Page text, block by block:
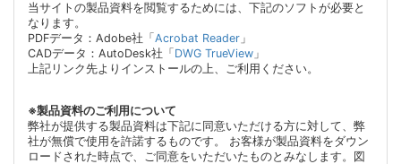
当サイトの製品資料を閲覧するためには、下記のソフトが必要と
なります。
PDFデータ：Adobe社「 Acrobat Reader 」
CADデータ：AutoDesk社「 DWG TrueView 」
上記リンク先よりインストールの上、ご利用ください。
※製品資料のご利用について
弊社が提供する製品資料は下記に同意いただける方に対して、弊
社が無償で使用を許諾するものです。 お客様が製品資料をダウン
ロードされた時点で、ご同意をいただいたものとみなします。図